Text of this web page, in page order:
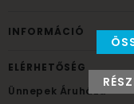
INFORMÁCIÓ
ELÉRHETŐSÉG
Ünnepek Áruháza